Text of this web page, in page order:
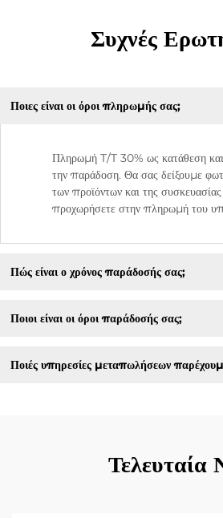
Συχνές
Ποιες είναι οι όροι πληρωμής σας;
Πληρωμή T/T 30% ως κατάθεση
την παράδοση. Θα σας δείξουμε
των προϊόντων και της
προχωρήσετε στην πληρωμή του
Πώς είναι ο χρόνος παράδοσής σας;
Ποιοι είναι οι όροι παράδοσής σας;
Ποιές υπηρεσίες μεταπωλήσεων
Τελευταία